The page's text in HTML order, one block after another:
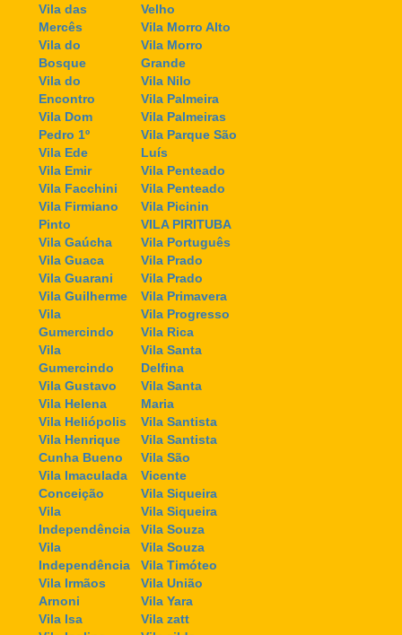
Vila das
Mercês
Vila do
Bosque
Vila do
Encontro
Vila Dom
Pedro 1º
Vila Ede
Vila Emir
Vila Facchini
Vila Firmiano
Pinto
Vila Gaúcha
Vila Guaca
Vila Guarani
Vila Guilherme
Vila
Gumercindo
Vila
Gumercindo
Vila Gustavo
Vila Helena
Vila Heliópolis
Vila Henrique
Cunha Bueno
Vila Imaculada
Conceição
Vila
Independência
Vila
Independência
Vila Irmãos
Arnoni
Vila Isa
Velho
Vila Morro Alto
Vila Morro
Grande
Vila Nilo
Vila Palmeira
Vila Palmeiras
Vila Parque São
Luís
Vila Penteado
Vila Penteado
Vila Picinin
VILA PIRITUBA
Vila Português
Vila Prado
Vila Prado
Vila Primavera
Vila Progresso
Vila Rica
Vila Santa
Delfina
Vila Santa
Maria
Vila Santista
Vila Santista
Vila São
Vicente
Vila Siqueira
Vila Siqueira
Vila Souza
Vila Souza
Vila Timóteo
Vila União
Vila Yara
Vila zatt